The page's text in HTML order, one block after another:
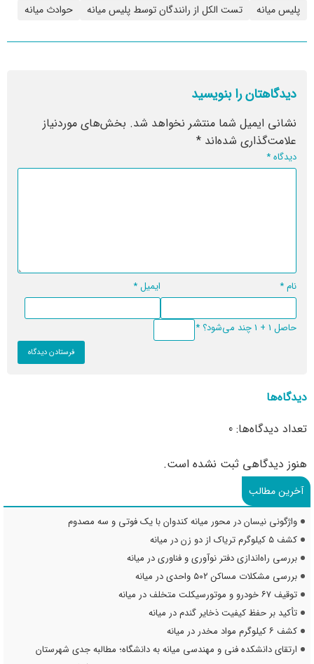
پلیس میانه تست الکل از رانندگان توسط پلیس میانه حوادث میانه
دیدگاهتان را بنویسید
نشانی ایمیل شما منتشر نخواهد شد. بخش‌های موردنیاز
علامت‌گذاری شده‌اند *
دیدگاه*
نام* ایمیل*
حاصل 1 + 1 چند می‌شود؟ *
دیدگاه‌ها
تعداد دیدگاه‌ها: 0
هنوز دیدگاهی ثبت نشده است.
آخرین مطالب
واژگونی نیسان در محور میانه کندوان با یک فوتی و سه مصدوم
کشف ۵ کیلوگرم تریاک از دو زن در میانه
بررسی راه‌اندازی دفتر نوآوری و فناوری در میانه
بررسی مشکلات مساکن ۵۰۲ واحدی در میانه
توقیف ۶۷ خودرو و موتورسیکلت متخلف در میانه
تأکید بر حفظ کیفیت ذخایر گندم در میانه
کشف ۶ کیلوگرم مواد مخدر در میانه
ارتقای دانشکده فنی و مهندسی میانه به دانشگاه؛ مطالبه جدی شهرستان